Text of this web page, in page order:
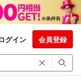
グイン 会員登録